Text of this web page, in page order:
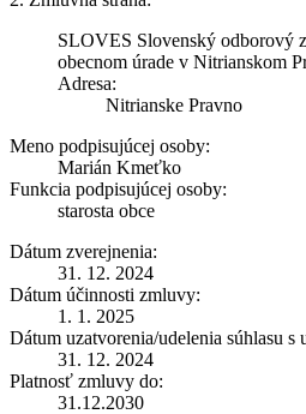
SLOVES Slovenský odborový
obecnom úrade v Nitrianskom
Adresa:
Nitrianske Pravno
Meno podpisujúcej osoby:
Marián Kmeťko
Funkcia podpisujúcej osoby:
starosta obce
Dátum zverejnenia:
31. 12. 2024
Dátum účinnosti zmluvy:
1. 1. 2025
Dátum uzatvorenia/udelenia súhlasu s
31. 12. 2024
Platnosť zmluvy do:
31.12.2030